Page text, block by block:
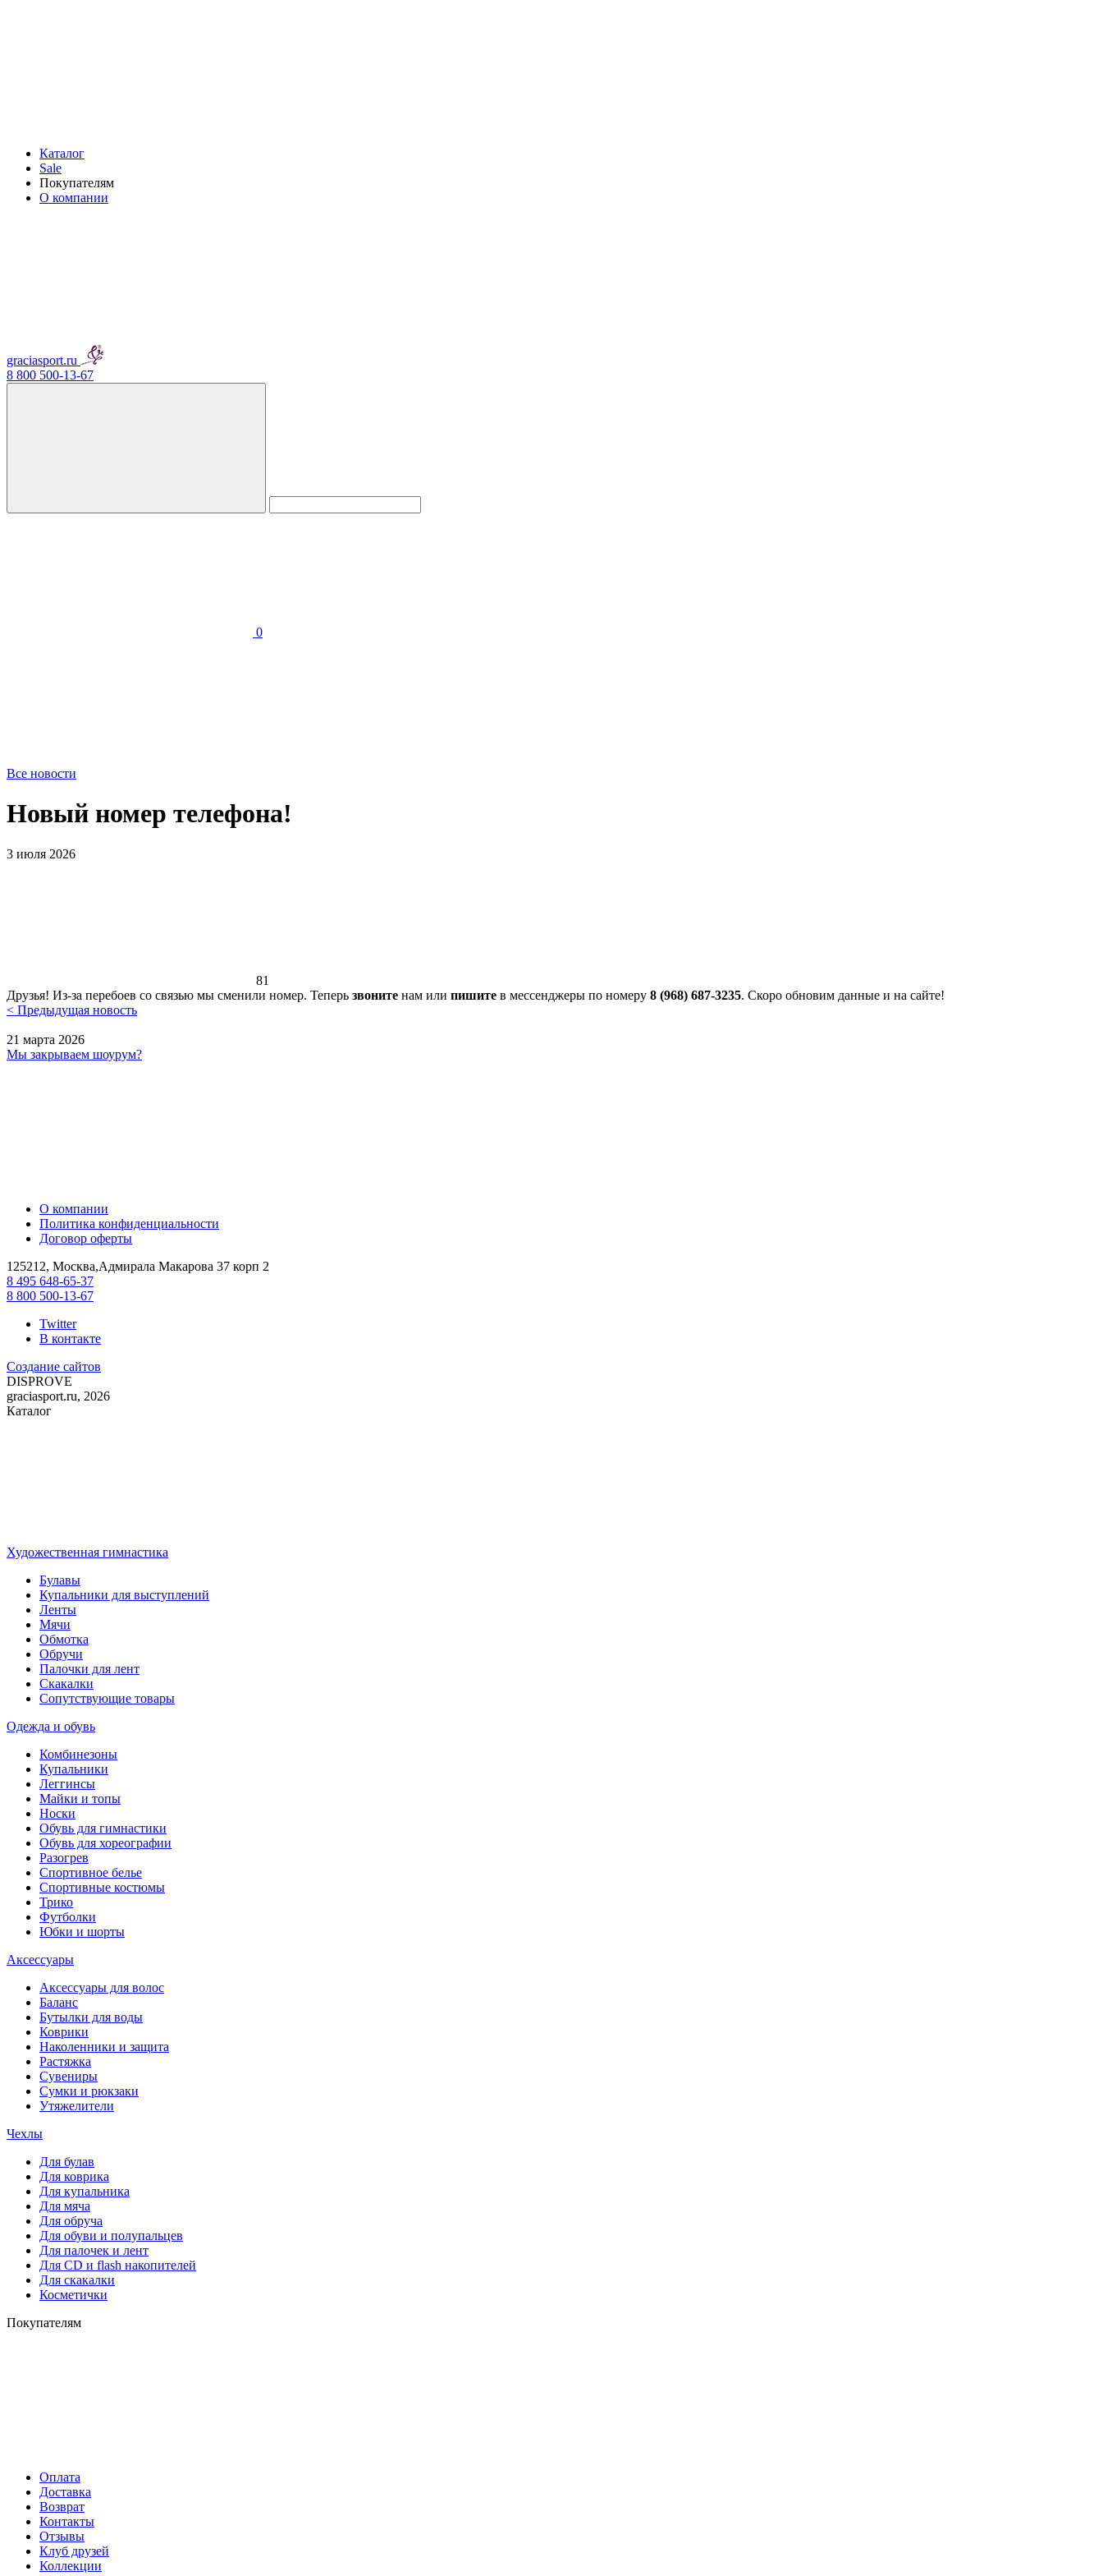
Каталог
Sale
Покупателям
О компании
graciasport.ru
8 800 500-13-67
0
Все новости
Новый номер телефона!
3 июля 2026
81
Друзья! Из‑за перебоев со связью мы сменили номер. Теперь звоните нам или пишите в мессенджеры по номеру 8 (968) 687‑3235. Скоро обновим данные и на сайте!
< Предыдущая новость
21 марта 2026
Мы закрываем шоурум?
О компании
Политика конфиденциальности
Договор оферты
125212, Москва,Адмирала Макарова 37 корп 2
8 495 648-65-37
8 800 500-13-67
Twitter
В контакте
Создание сайтов
DISPROVE
graciasport.ru, 2026
Каталог
Художественная гимнастика
Булавы
Купальники для выступлений
Ленты
Мячи
Обмотка
Обручи
Палочки для лент
Скакалки
Сопутствующие товары
Одежда и обувь
Комбинезоны
Купальники
Леггинсы
Майки и топы
Носки
Обувь для гимнастики
Обувь для хореографии
Разогрев
Спортивное белье
Спортивные костюмы
Трико
Футболки
Юбки и шорты
Аксессуары
Аксессуары для волос
Баланс
Бутылки для воды
Коврики
Наколенники и защита
Растяжка
Сувениры
Сумки и рюкзаки
Утяжелители
Чехлы
Для булав
Для коврика
Для купальника
Для мяча
Для обруча
Для обуви и полупальцев
Для палочек и лент
Для СD и flash накопителей
Для скакалки
Косметички
Покупателям
Оплата
Доставка
Возврат
Контакты
Отзывы
Клуб друзей
Коллекции